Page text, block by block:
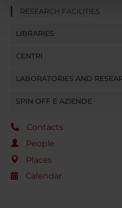
pubblicità e social media, i
raccolto dal tuo utilizzo dei
RESEARCH FACILITIES
LIBRARIES
CENTRI
LABORATORIES AND
SPIN OFF E AZIENDE
Contacts
People
Places
Calendar